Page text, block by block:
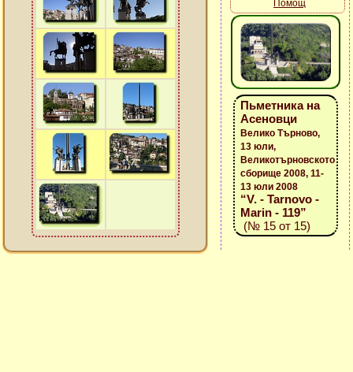
Помощ
Пьметника на
Асеновци
Велико Търново,
13 юли,
Великотърновското
сборище 2008, 11-
13 юли 2008
“V. - Tarnovo -
Marin - 119”
(№ 15 от 15)